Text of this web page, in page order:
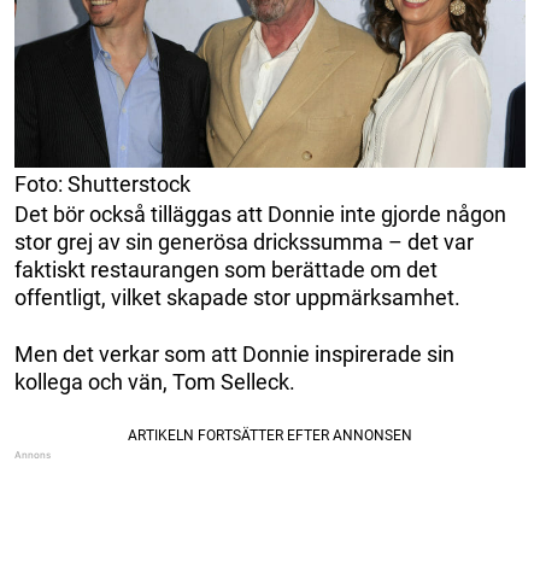
Foto: Shutterstock
Det bör också tilläggas att Donnie inte gjorde någon
stor grej av sin generösa drickssumma – det var
faktiskt restaurangen som berättade om det
offentligt, vilket skapade stor uppmärksamhet.
Men det verkar som att Donnie inspirerade sin
kollega och vän, Tom Selleck.